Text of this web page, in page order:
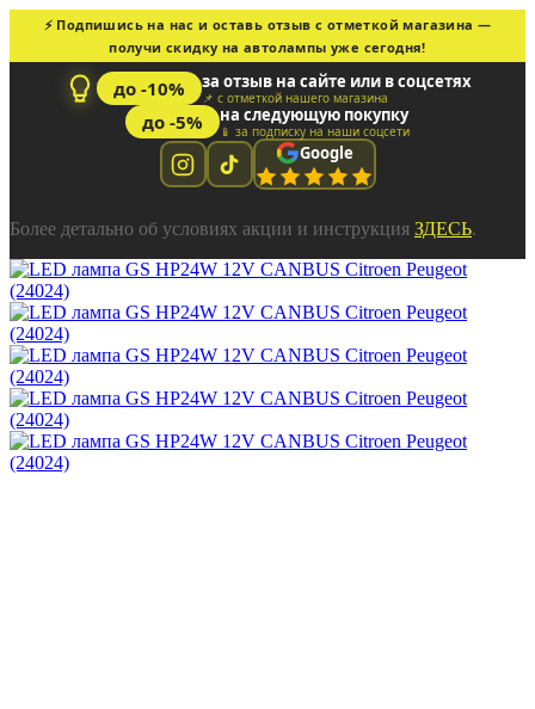
⚡ Подпишись на нас и оставь отзыв с отметкой магазина —
получи скидку на автолампы уже сегодня!
до -10% за отзыв на сайте или в соцсетях
📌 с отметкой нашего магазина
до -5% на следующую покупку
📱 за подписку на наши соцсети
Google
Более детально об условиях акции и инструкция ЗДЕСЬ.